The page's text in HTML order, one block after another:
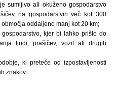
sumljivo ali okuženo gospodarstvo
na gospodarstvih več kot 300
oddaljeno manj kot 20 km;
kjer bi lahko prišlo do
ljudi, prašičev, vozil ali drugih
ki preteče od izpostavljenosti
znakov.